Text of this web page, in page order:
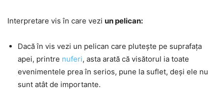
Interpretare vis în care vezi un pelican:
Dacă în vis vezi un pelican care plutește pe suprafața
apei, printre nuferi, asta arată că visătorul ia toate
evenimentele prea în serios, pune la suflet, deși ele nu
sunt atât de importante.